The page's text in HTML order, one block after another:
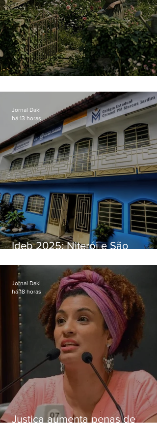
Ideb 2025: Niterói e São
distintos no ensino médio; veja
Jornal Daki
há 13 horas
Justiça aumenta penas de
Jornal Daki
há 18 horas